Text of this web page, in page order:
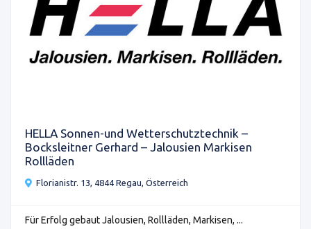
HELLA Sonnen-und Wetterschutztechnik –
Bocksleitner Gerhard – Jalousien Markisen
Rollläden
Florianistr. 13, 4844 Regau, Österreich
Für Erfolg gebaut Jalousien, Rollläden, Markisen, ...